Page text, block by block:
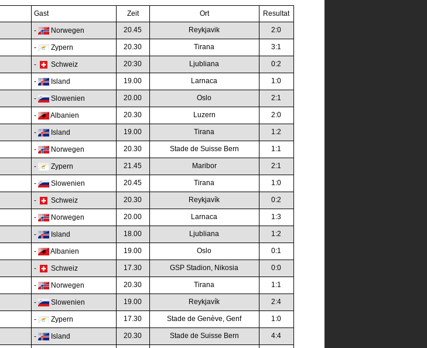
Gast Zeit Ort
Resultat
- Norwegen 20.45 Reykjavik 2:0
- Zypern 20.30 Tirana 3:1
- Schweiz 20:30 Ljubliana 0:2
- Island 19.00 Larnaca 1:0
- Slowenien 20.00 Oslo 2:1
- Albanien 20.30 Luzern 2:0
- Island 19.00 Tirana 1:2
- Norwegen 20.30 Stade de Suisse Bern 1:1
- Zypern 21.45 Maribor 2:1
- Slowenien 20.45 Tirana 1:0
- Schweiz 20.30 Reykjavík 0:2
- Norwegen 20.00 Larnaca 1:3
- Island 18.00 Ljubliana 1:2
- Albanien 19.00 Oslo 0:1
- Schweiz 17.30 GSP Stadion, Nikosia 0:0
- Norwegen 20.30 Tirana 1:1
- Slowenien 19.00 Reykjavík 2:4
- Zypern 17.30 Stade de Genève, Genf 1:0
- Island 20.30 Stade de Suisse Bern 4:4